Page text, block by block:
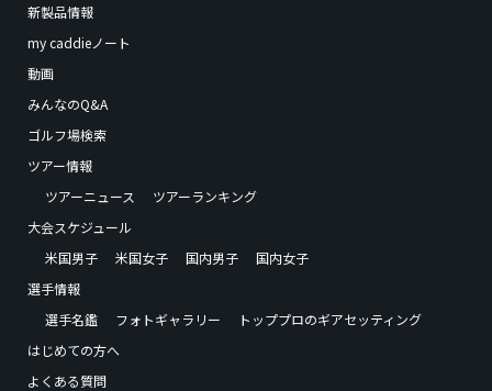
新製品情報
my caddieノート
動画
みんなのQ&A
ゴルフ場検索
ツアー情報
ツアーニュース
ツアーランキング
大会スケジュール
米国男子
米国女子 国内男子
国内女子
選手情報
選手名鑑
フォトギャラリー
トッププロのギアセッティング
はじめての方へ
よくある質問